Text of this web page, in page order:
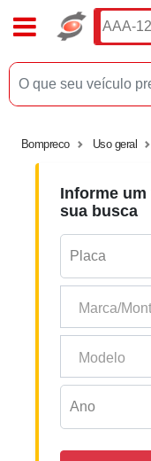
Bompreco Uso geral
Informe
sua busca
Marca/
Modelo